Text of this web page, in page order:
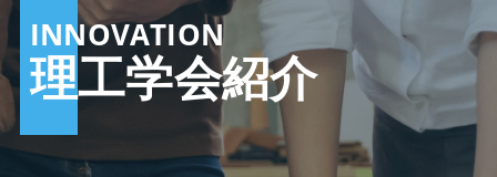
INNOVATION
理工学会紹介